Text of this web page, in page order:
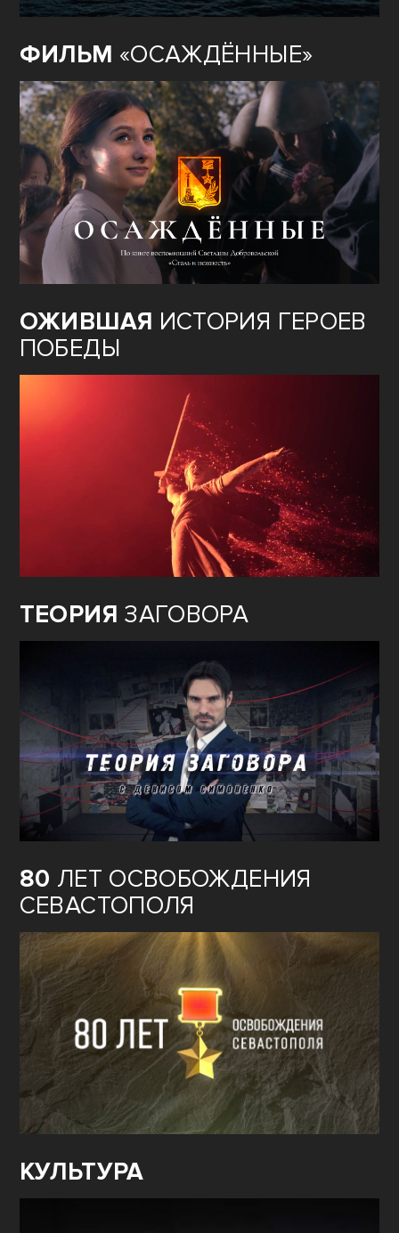
ФИЛЬМ «ОСАЖДЁННЫЕ»
ОЖИВШАЯ ИСТОРИЯ ГЕРОЕВ
ПОБЕДЫ
ТЕОРИЯ ЗАГОВОРА
80 ЛЕТ ОСВОБОЖДЕНИЯ
СЕВАСТОПОЛЯ
КУЛЬТУРА